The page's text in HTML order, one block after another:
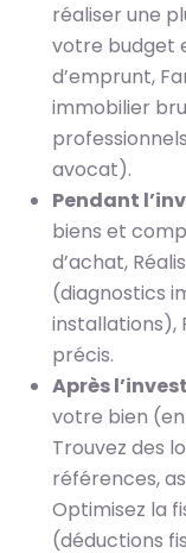
réaliser une
votre budget
d’emprunt,
immobilier
avocat).
Pendant
biens et
d’achat,
(diagnostics
installations),
précis.
Après
votre bien
Trouvez des
références,
Optimisez la
(déductions